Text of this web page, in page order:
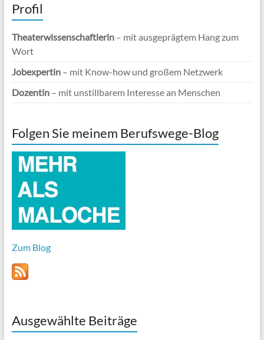
Profil
Theaterwissenschaftlerin– mit ausgeprägtem Hang zum
Wort
Jobexpertin– mit Know-how und großem Netzwerk
Dozentin– mit unstillbarem Interesse an Menschen
Folgen Sie meinem Berufswege-Blog
Zum Blog
Ausgewählte Beiträge